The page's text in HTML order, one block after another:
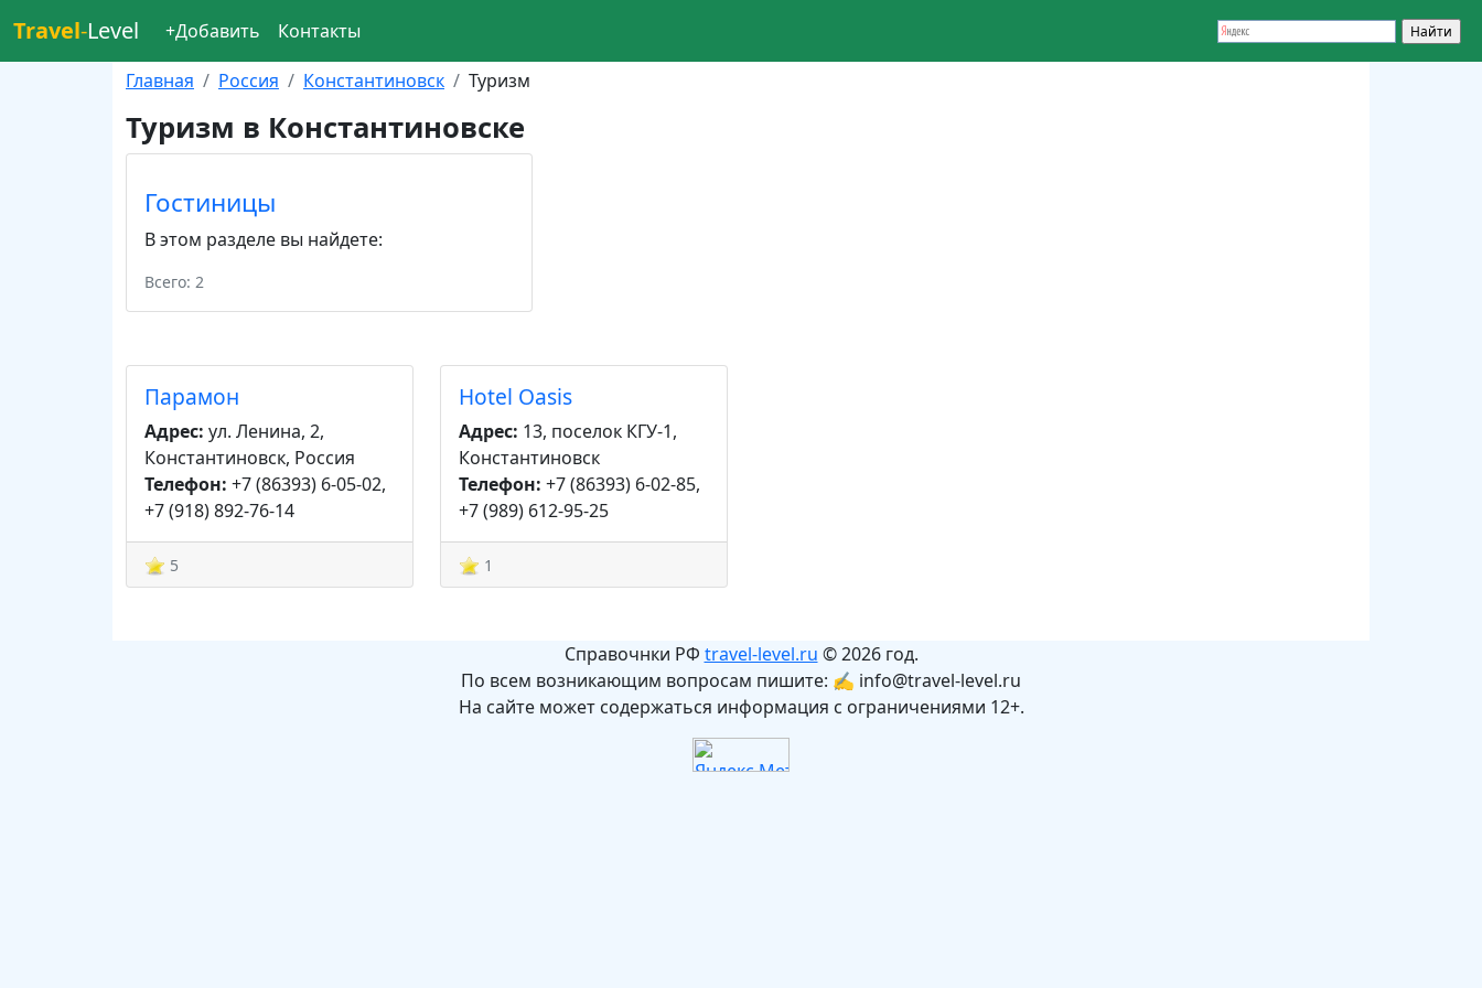
Travel-Level +Добавить Контакты
Главная Россия Константиновск Туризм
Туризм в Константиновске
Гостиницы
В этом разделе вы найдете:
Всего: 2
Парамон
Адрес: ул. Ленина, 2,
Константиновск, Россия
Телефон: +7 (86393) 6-05-02,
+7 (918) 892-76-14
5
Hotel Oasis
Адрес: 13, поселок КГУ-1,
Константиновск
Телефон: +7 (86393) 6-02-85,
+7 (989) 612-95-25
1
Справочнки РФ travel-level.ru © 2026 год.
По всем возникающим вопросам пишите: ✍ info@travel-level.ru
На сайте может содержаться информация с ограничениями 12+.